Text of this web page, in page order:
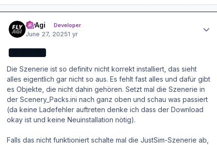
FlyAgi Developer
June 27, 20251 yr
Die Szenerie ist so definitv nicht korrekt installiert, das sieht
alles eigentlich gar nicht so aus. Es fehlt fast alles und dafür gibt
es Objekte, die nicht dahin gehören. Setzt mal die Szenerie in
der Scenery_Packs.ini nach ganz oben und schau was passiert
(da keine Ladefehler auftreten denke ich dass der Download
okay ist und keine Neuinstallation nötig).
Falls das nicht funktioniert schalte mal die JustSim-Szenerie ab,